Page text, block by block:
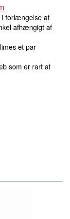
i forlængelse af
afhængigt af
et par
som er rart at